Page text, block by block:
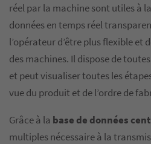
réel par la machine sont utiles à
données en temps réel
l’opérateur d’être plus flexible et
des machines. Il dispose de
et peut visualiser toutes les
vue du produit et de l’ordre de
Grâce à la base de données
multiples nécessaire à la